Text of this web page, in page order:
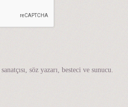
söz yazarı, besteci ve sunucu.